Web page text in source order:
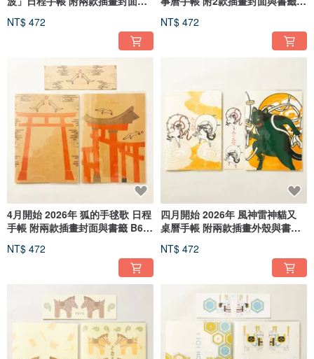
嫁女 狐面 動物
NT$ 472
狐面 狛狐 動物
NT$ 472
4月開始 2026年 狐的手毬歌 日程
手帳 附兩款插畫封面與書籤 B6
動物
NT$ 472
四月開始 2026年 風神雷神貓又
桌曆手帳 附兩款插畫外殼與書籤
animal characters
NT$ 472